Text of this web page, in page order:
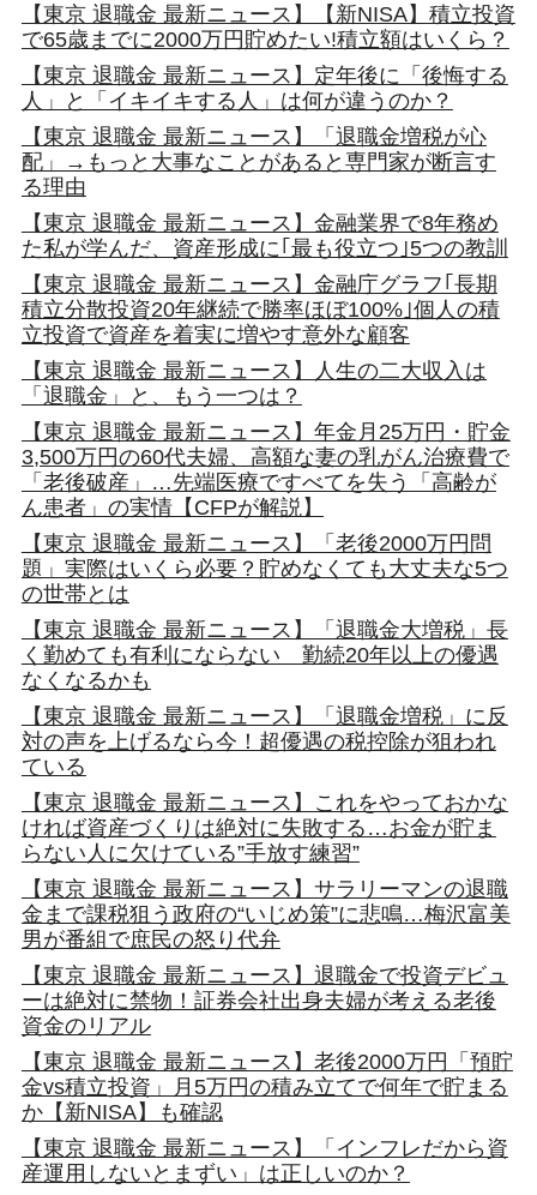
【東京 退職金 最新ニュース】【新NISA】積立投資
で65歳までに2000万円貯めたい!積立額はいくら？
【東京 退職金 最新ニュース】定年後に「後悔する
人」と「イキイキする人」は何が違うのか？
【東京 退職金 最新ニュース】「退職金増税が心
配」→もっと大事なことがあると専門家が断言す
る理由
【東京 退職金 最新ニュース】金融業界で8年務め
た私が学んだ、資産形成に｢最も役立つ｣5つの教訓
【東京 退職金 最新ニュース】金融庁グラフ｢長期
積立分散投資20年継続で勝率ほぼ100%｣個人の積
立投資で資産を着実に増やす意外な顧客
【東京 退職金 最新ニュース】人生の二大収入は
「退職金」と、もう一つは？
【東京 退職金 最新ニュース】年金月25万円・貯金
3,500万円の60代夫婦、高額な妻の乳がん治療費で
「老後破産」…先端医療ですべてを失う「高齢が
ん患者」の実情【CFPが解説】
【東京 退職金 最新ニュース】「老後2000万円問
題」実際はいくら必要？貯めなくても大丈夫な5つ
の世帯とは
【東京 退職金 最新ニュース】「退職金大増税」長
く勤めても有利にならない 勤続20年以上の優遇
なくなるかも
【東京 退職金 最新ニュース】「退職金増税」に反
対の声を上げるなら今！超優遇の税控除が狙われ
ている
【東京 退職金 最新ニュース】これをやっておかな
ければ資産づくりは絶対に失敗する…お金が貯ま
らない人に欠けている”手放す練習”
【東京 退職金 最新ニュース】サラリーマンの退職
金まで課税狙う政府の“いじめ策”に悲鳴…梅沢富美
男が番組で庶民の怒り代弁
【東京 退職金 最新ニュース】退職金で投資デビュ
ーは絶対に禁物！証券会社出身夫婦が考える老後
資金のリアル
【東京 退職金 最新ニュース】老後2000万円「預貯
金vs積立投資」月5万円の積み立てで何年で貯まる
か【新NISA】も確認
【東京 退職金 最新ニュース】「インフレだから資
産運用しないとまずい」は正しいのか？